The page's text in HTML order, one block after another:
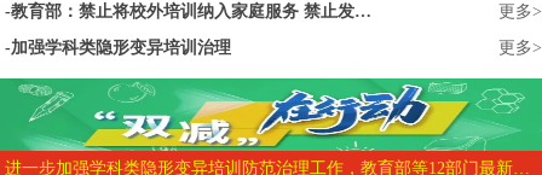
教育部：禁止将校外培训纳入家庭服务 禁止发布“家庭教师”招聘信息
更多>
加强学科类隐形变异培训治理
更多>
进一步加强学科类隐形变异培训防范治理工作，教育部等12部门最新部署来了